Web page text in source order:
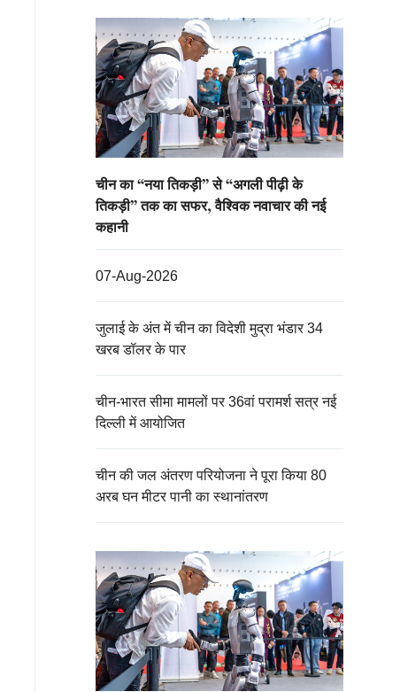
चीन का “नया तिकड़ी” से “अगली पीढ़ी के
तिकड़ी” तक का सफर, वैश्विक नवाचार की नई
कहानी
07-Aug-2026
जुलाई के अंत में चीन का विदेशी मुद्रा भंडार 34
खरब डॉलर के पार
चीन-भारत सीमा मामलों पर 36वां परामर्श सत्र नई
दिल्ली में आयोजित
चीन की जल अंतरण परियोजना ने पूरा किया 80
अरब घन मीटर पानी का स्थानांतरण